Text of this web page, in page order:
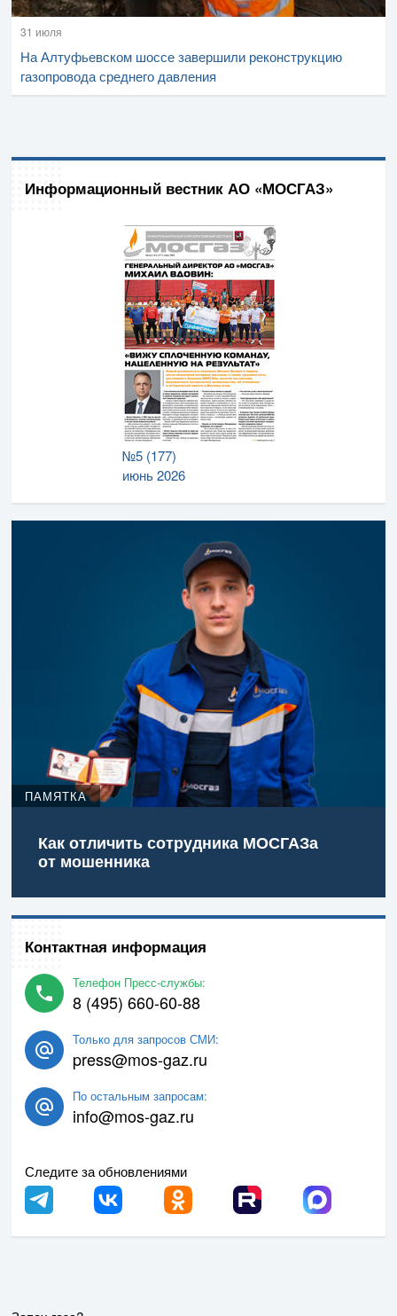
31 июля
На Алтуфьевском шоссе завершили реконструкцию
газопровода среднего давления
Информационный вестник АО «МОСГАЗ»
№5 (177)
июнь 2026
ПАМЯТКА
Как отличить сотрудника МОСГАЗа
от мошенника
Контактная информация
Телефон Пресс-службы:
8 (495) 660-60-88
Только для запросов СМИ:
press@mos-gaz.ru
По остальным запросам:
info@mos-gaz.ru
Следите за обновлениями